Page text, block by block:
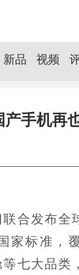
新品 视频
手机再
合发布全
家标准，
七大品类